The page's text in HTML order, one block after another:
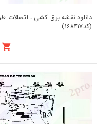
دانلود نقشه برق کشی ، اتصالات
(کد168417)